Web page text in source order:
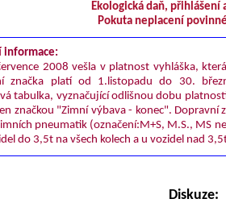
Ekologická daň, přihlášení
Pokuta neplacení
informace:
2008 vešla v platnost vyhláška,
značka platí od 1.listopadu do 30.
tabulka, vyznačující odlišnou dobu
značkou "Zimní výbava - konec".
pneumatik (označení:M+S, M.S., MS
do 3,5t na všech kolech a u vozidel nad
Diskuze: